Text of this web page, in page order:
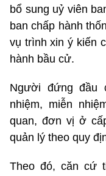
bổ sung uỷ viên
ban chấp hành
vụ trình xin ý kiến
hành bầu cử.
Người đứng đầu
nhiệm, miễn
quan, đơn vị ở
quản lý theo quy
Theo đó, căn cứ